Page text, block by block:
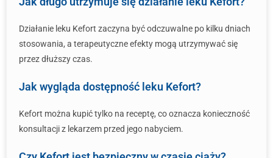
Działanie leku Kefort zaczyna być odczuwalne po kilku dniach
stosowania, a terapeutyczne efekty mogą utrzymywać się
przez dłuższy czas.
Jak wygląda dostępność leku Kefort?
Kefort można kupić tylko na receptę, co oznacza konieczność
konsultacji z lekarzem przed jego nabyciem.